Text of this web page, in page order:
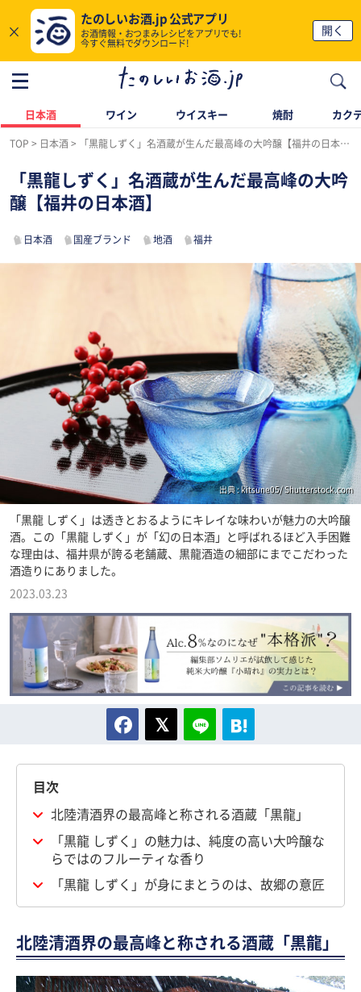
×
たのしいお酒.jp 公式アプリ
お酒情報・おつまみレシピをアプリでも!
今すぐ無料でダウンロード!
開く
日本酒 ワイン ウイスキー 焼酎 カク
TOP 日本酒 「黒龍しずく」名酒蔵が生んだ最高峰の大吟醸【福井の日本酒】
「黒龍しずく」名酒蔵が生んだ最高峰の大吟
醸【福井の日本酒】
日本酒 国産ブランド 地酒 福井
出典 : kitsune05/ Shutterstock.com
「黒龍 しずく」は透きとおるようにキレイな味わいが魅力の大吟醸
酒。この「黒龍 しずく」が「幻の日本酒」と呼ばれるほど入手困難
な理由は、福井県が誇る老舗蔵、黒龍酒造の細部にまでこだわった
酒造りにありました。
2023.03.23
目次
北陸清酒界の最高峰と称される酒蔵「黒龍」
「黒龍 しずく」の魅力は、純度の高い大吟醸な
らではのフルーティな香り
「黒龍 しずく」が身にまとうのは、故郷の意匠
北陸清酒界の最高峰と称される酒蔵「黒龍」